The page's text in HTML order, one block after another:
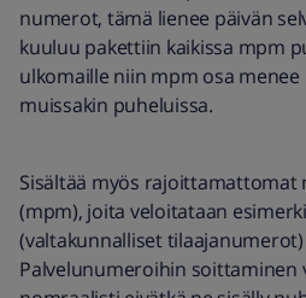
numerot, tämä lienee päivän
kuuluu pakettiin kaikissa mpm
ulkomaille niin mpm osa
muissakin puheluissa.
Sisältää myös
(mpm), joita veloitataan
(valtakunnalliset
Palvelunumeroihin soittaminen